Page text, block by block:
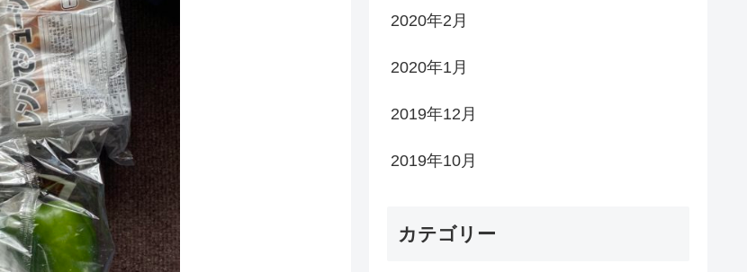
2020年2月
2020年1月
2019年12月
2019年10月
カテゴリー